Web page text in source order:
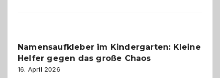
ist
eine
Namensaufkleber im Kindergarten: Kleine
Helfer gegen das große Chaos
16. April 2026